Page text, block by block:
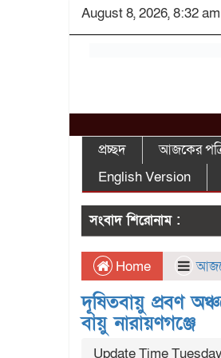
August 8, 2026, 8:32 am
প্রচ্ছদ আজকের
English Version
সংবাদ শিরোনাম :
Home
দূষিতবায়ু প্রবণ
বায়ু নারায়ণগঞ্জে
Update Time